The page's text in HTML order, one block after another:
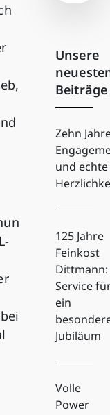
Unsere
Beiträge
Zehn
und echte
125 Jahre
Feinkost
Dittmann:
Service
ein
Jubiläum
Volle
Power